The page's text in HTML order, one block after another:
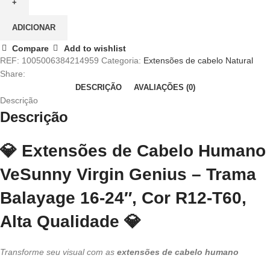
Cabelo
VeSunny
Virgin
Genius
Trama
Balayage
24",
Cor
R12-
T60,
Alta
Qualidade
ADICIONAR
Compare
Add to wishlist
REF: 1005006384214959 Categoria: Extensões de cabelo Natural
Share:
DESCRIÇÃO AVALIAÇÕES (0)
Descrição
Descrição
💎 Extensões de Cabelo Humano
VeSunny Virgin Genius – Trama
Balayage 16-24″, Cor R12-T60,
Alta Qualidade 💎
Transforme seu visual com as extensões de cabelo humano